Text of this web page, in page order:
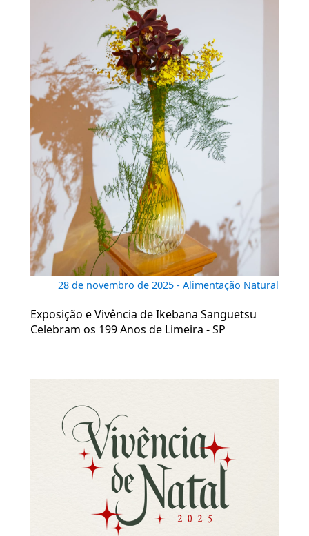
28 de novembro de 2025 - Alimentação Natural
Exposição e Vivência de Ikebana Sanguetsu
Celebram os 199 Anos de Limeira - SP